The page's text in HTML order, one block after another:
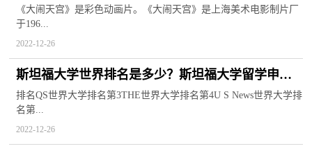
简述
《大闹天宫》是彩色动画片。《大闹天宫》是上海美术电影制片厂
于196...
2022-12-26
斯坦福大学世界排名是多少？斯坦福大学留学申请
条件
排名QS世界大学排名第3THE世界大学排名第4U S News世界大学排
名第...
2022-12-26